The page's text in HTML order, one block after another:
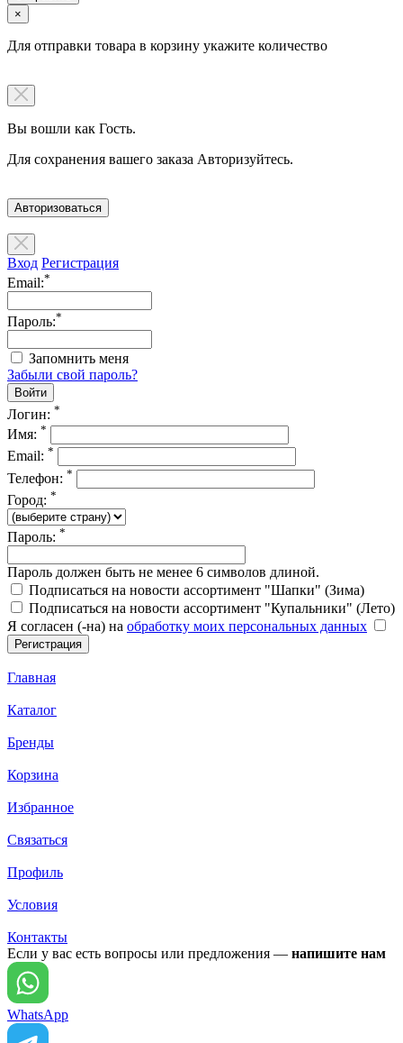
×
Для отправки товара в корзину укажите количество
Вы вошли как Гость.
Для сохранения вашего заказа Авторизуйтесь.
Авторизоваться
Вход Регистрация
Email:*
Пароль:*
Запомнить меня
Забыли свой пароль?
Логин: *
Имя: *
Email: *
Телефон: *
Город: *
Пароль: *
Пароль должен быть не менее 6 символов длиной.
Подписаться на новости ассортимент "Шапки" (Зима)
Подписаться на новости ассортимент "Купальники" (Лето)
Я согласен (-на) на обработку моих персональных данных
Главная
Каталог
Бренды
Корзина
Избранное
Связаться
Профиль
Условия
Контакты
Если у вас есть вопросы или предложения — напишите нам
WhatsApp